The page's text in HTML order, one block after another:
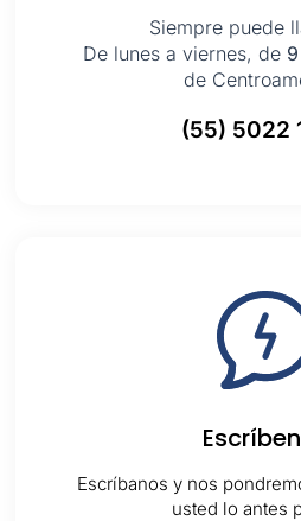
Siempre puede
De lunes a viernes, de
de
(55) 5022
Escríbanos y nos
usted lo antes